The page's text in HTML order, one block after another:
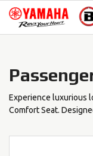
Skip
navigation
Skip
content
Experience luxurious
Comfort Seat.